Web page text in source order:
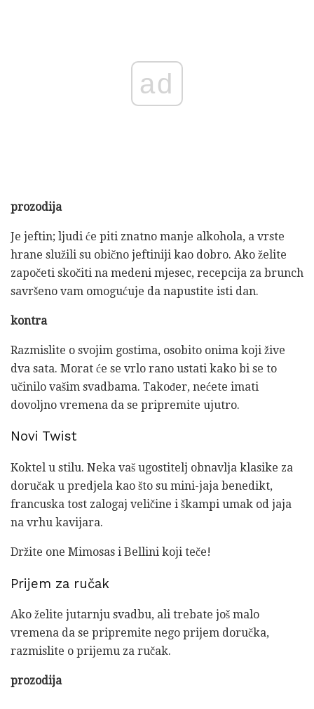
ad
prozodija
Je jeftin; ljudi će piti znatno manje alkohola, a vrste
hrane služili su obično jeftiniji kao dobro. Ako želite
započeti skočiti na medeni mjesec, recepcija za brunch
savršeno vam omogućuje da napustite isti dan.
kontra
Razmislite o svojim gostima, osobito onima koji žive
dva sata. Morat će se vrlo rano ustati kako bi se to
učinilo vašim svadbama. Također, nećete imati
dovoljno vremena da se pripremite ujutro.
Novi Twist
Koktel u stilu. Neka vaš ugostitelj obnavlja klasike za
doručak u predjela kao što su mini-jaja benedikt,
francuska tost zalogaj veličine i škampi umak od jaja
na vrhu kavijara.
Držite one Mimosas i Bellini koji teče!
Prijem za ručak
Ako želite jutarnju svadbu, ali trebate još malo
vremena da se pripremite nego prijem doručka,
razmislite o prijemu za ručak.
prozodija